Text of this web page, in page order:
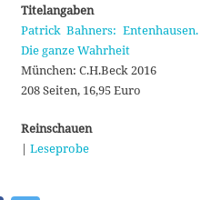
Titelangaben
Patrick Bahners: Entenhausen.
Die ganze Wahrheit
München: C.H.Beck 2016
208 Seiten, 16,95 Euro
Reinschauen
| Leseprobe